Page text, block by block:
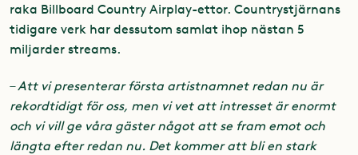
raka Billboard Country Airplay-ettor. Countrystjärnans
tidigare verk har dessutom samlat ihop nästan 5
miljarder streams.
–Att vi presenterar första artistnamnet redan nu är
rekordtidigt för oss, men vi vet att intresset är enormt
och vi vill ge våra gäster något att se fram emot och
längta efter redan nu. Det kommer att bli en stark